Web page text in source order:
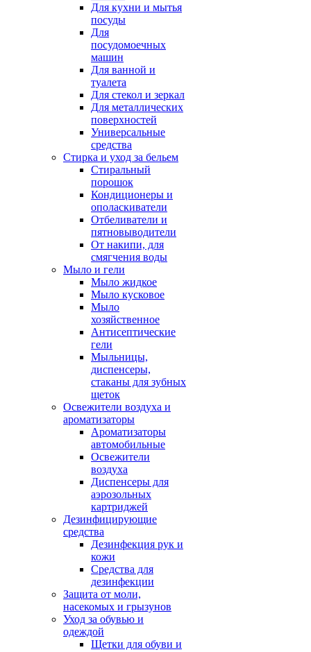
Для кухни и мытья
посуды
Для
посудомоечных
машин
Для ванной и
туалета
Для стекол и зеркал
Для металлических
поверхностей
Универсальные
средства
Стирка и уход за бельем
Стиральный
порошок
Кондиционеры и
ополаскиватели
Отбеливатели и
пятновыводители
От накипи, для
смягчения воды
Мыло и гели
Мыло жидкое
Мыло кусковое
Мыло
хозяйственное
Антисептические
гели
Мыльницы,
диспенсеры,
стаканы для зубных
щеток
Освежители воздуха и
ароматизаторы
Ароматизаторы
автомобильные
Освежители
воздуха
Диспенсеры для
аэрозольных
картриджей
Дезинфицирующие
средства
Дезинфекция рук и
кожи
Средства для
дезинфекции
Защита от моли,
насекомых и грызунов
Уход за обувью и
одеждой
Щетки для обуви и